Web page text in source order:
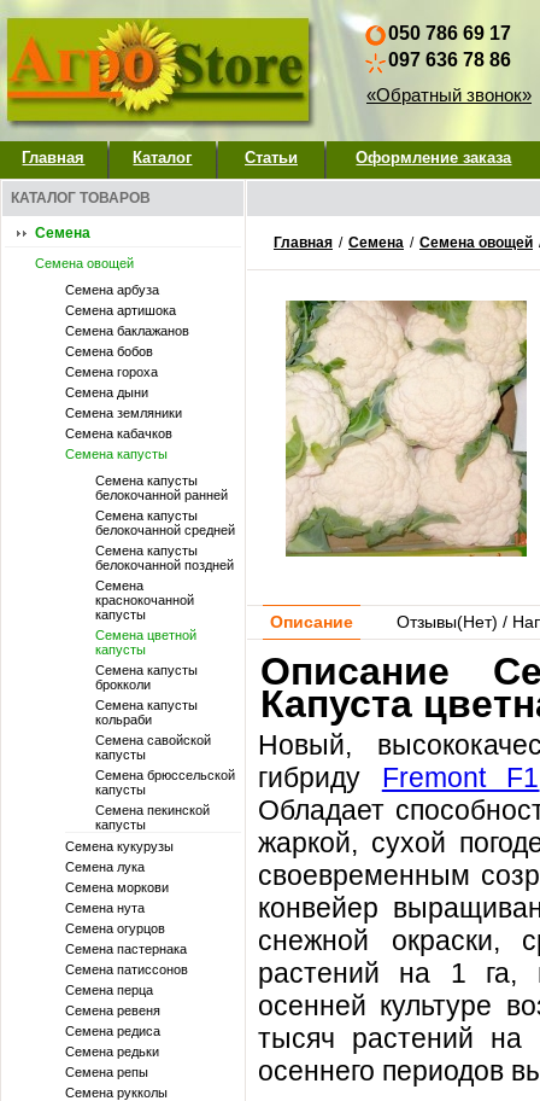
050 786 69 17
097 636 78 86
«Обратный звонок»
Главная Каталог Статьи Оформление заказа
КАТАЛОГ ТОВАРОВ
Семена
Семена овощей
Семена арбуза
Семена артишока
Семена баклажанов
Семена бобов
Семена гороха
Семена дыни
Семена земляники
Семена кабачков
Семена капусты
Семена капусты
белокочанной ранней
Семена капусты
белокочанной средней
Семена капусты
белокочанной поздней
Семена
краснокочанной
капусты
Семена цветной
капусты
Семена капусты
брокколи
Семена капусты
кольраби
Семена савойской
капусты
Семена брюссельской
капусты
Семена пекинской
капусты
Семена кукурузы
Семена лука
Семена моркови
Семена нута
Семена огурцов
Семена пастернака
Семена патиссонов
Семена перца
Семена ревеня
Семена редиса
Семена редьки
Семена репы
Семена рукколы
Главная / Семена / Семена овощей
Описание Отзывы(Нет) /
Описание
Капуста
Новый,
гибриду Fremont F1
Обладает
жаркой, сухой
своевременным
конвейер
снежной окраски,
растений на 1 га,
осенней культуре
тысяч растений на
осеннего периодов